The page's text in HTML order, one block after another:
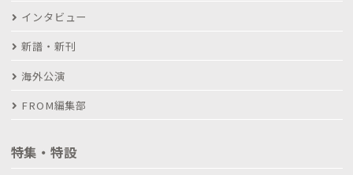
インタビュー
新譜・新刊
海外公演
FROM編集部
特集・特設